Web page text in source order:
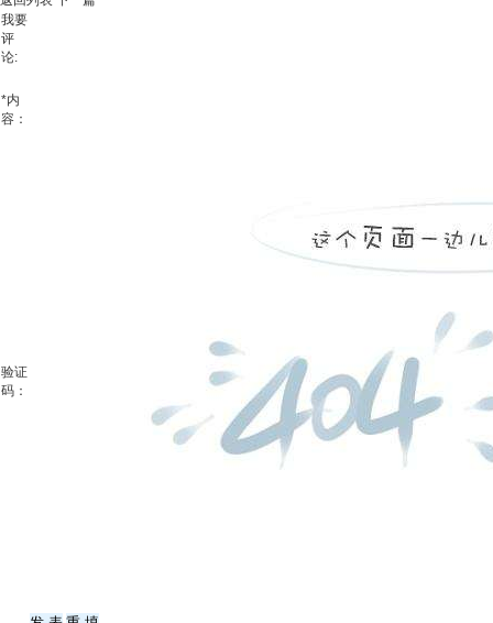
我要
评
论:
*内
容：
验证
码：